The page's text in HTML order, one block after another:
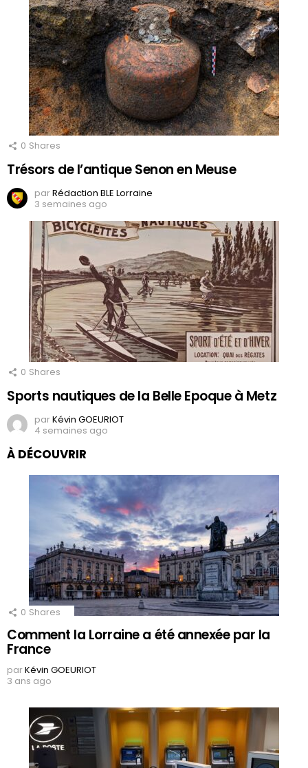
0 Shares
Trésors de l’antique Senon en Meuse
parRédaction BLE Lorraine
3 semaines ago
0 Shares
Sports nautiques de la Belle Epoque à Metz
parKévin GOEURIOT
4 semaines ago
À DÉCOUVRIR
0 Shares
Comment la Lorraine a été annexée par la
France
parKévin GOEURIOT
3 ans ago